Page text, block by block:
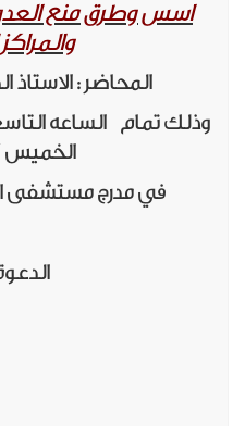
اسس وطرق منع العدوى
والمراكز
المحاضر : الاستاذ
تمام الساعه التاسعة
الخميس 18/5/2017
في مدرج مستشفى
الدعوة